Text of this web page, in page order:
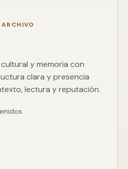
y memoria con
clara y presencia
lectura y reputación.